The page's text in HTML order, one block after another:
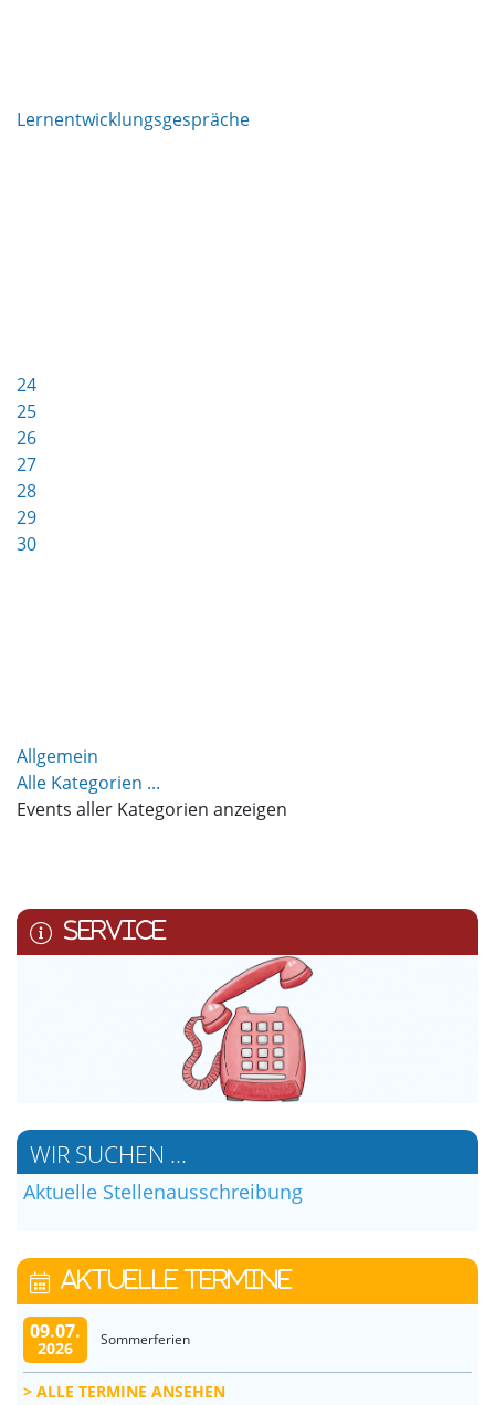
Lernentwicklungsgespräche
24
25
26
27
28
29
30
Allgemein
Alle Kategorien ...
Events aller Kategorien anzeigen
SERVICE
WIR SUCHEN ...
Aktuelle Stellenausschreibung
AKTUELLE TERMINE
09.07.
2026 Sommerferien
ALLE TERMINE ANSEHEN